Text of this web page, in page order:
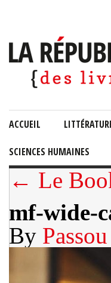
ACCUEIL
SCIENCES HUMAINES
← Le
mf-wide-
By Passou